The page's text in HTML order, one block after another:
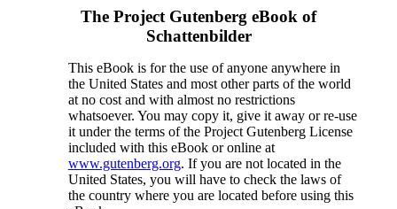
The Project Gutenberg eBook of
Schattenbilder
This eBook is for the use of anyone anywhere in
the United States and most other parts of the world
at no cost and with almost no restrictions
whatsoever. You may copy it, give it away or re-use
it under the terms of the Project Gutenberg License
included with this eBook or online at
www.gutenberg.org. If you are not located in the
United States, you will have to check the laws of
the country where you are located before using this